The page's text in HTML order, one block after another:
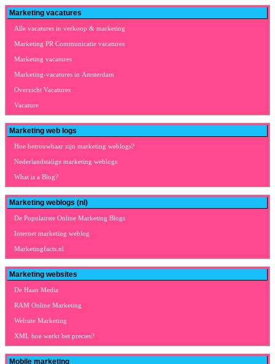
Marketing vacatures
Alle vacatures in verkoop & marketing
Marketing PR Communicatie vacatures
Marketing vacatures
Marketing-vacatures in Amsterdam
Overzicht Vacatures
Vacature
Marketing web logs
Hoe betrouwbaar zijn marketing weblogs?
Nederlandstalige marketing weblogs
What is a Blog?
Marketing weblogs (nl)
De Populairste Online Marketing Blogs
Internet marketing weblog
Marketingfacts.nl
Marketing websites
De Haan Media
RAM Online Marketing
Website Marketing
XML hoe werkt het precies?
Mobile marketing